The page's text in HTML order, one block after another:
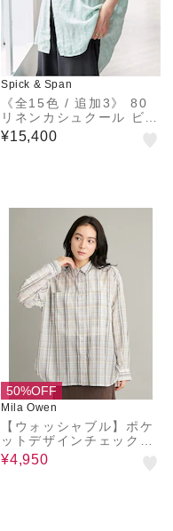
Spick & Span
《全15色 / 追加3》 80
リネンカシュクール ビッ
グシャツ
¥15,400
50%OFF
Mila Owen
【ウォッシャブル】ポケ
ットデザインチェックシ
アービッグシャツ
¥4,950